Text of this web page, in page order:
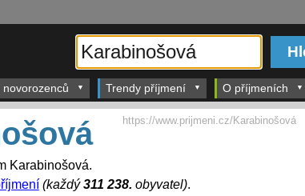
Trendy příjmení O příjmeních
Karabinošová.
(každý311 238. obyvatel).
https://www.prijmeni.cz/Karabinošová